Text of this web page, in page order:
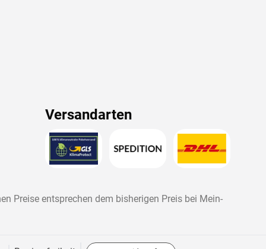
Versandarten
Preise entsprechen dem bisherigen Preis bei Mein-